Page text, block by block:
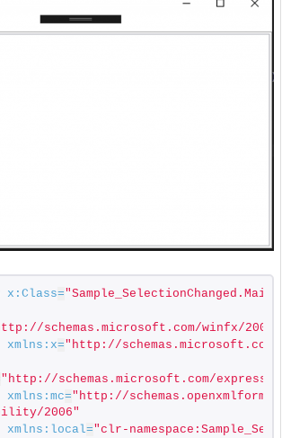
x:Class=
schemas.microsoft.com/winfx/
xmlns:x="http://
"http://schemas.microsoft.com/
xmlns:mc="http://
2006"
xmlns:local="clr-